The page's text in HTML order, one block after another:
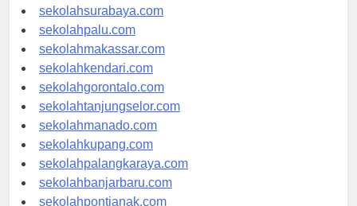
sekolahsurabaya.com
sekolahpalu.com
sekolahmakassar.com
sekolahkendari.com
sekolahgorontalo.com
sekolahtanjungselor.com
sekolahmanado.com
sekolahkupang.com
sekolahpalangkaraya.com
sekolahbanjarbaru.com
sekolahpontianak.com